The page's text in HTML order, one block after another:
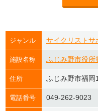
ジャンル サイクリストサ
施設名称 ふじみ野市役所
住所 ふじみ野市福岡
電話番号 049-262-9023